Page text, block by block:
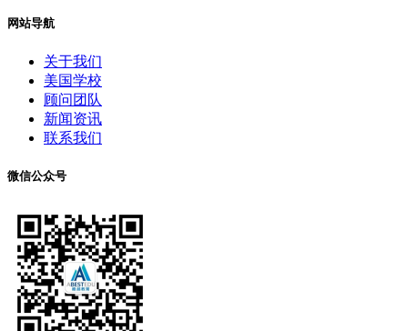
网站导航
关于我们
美国学校
顾问团队
新闻资讯
联系我们
微信公众号